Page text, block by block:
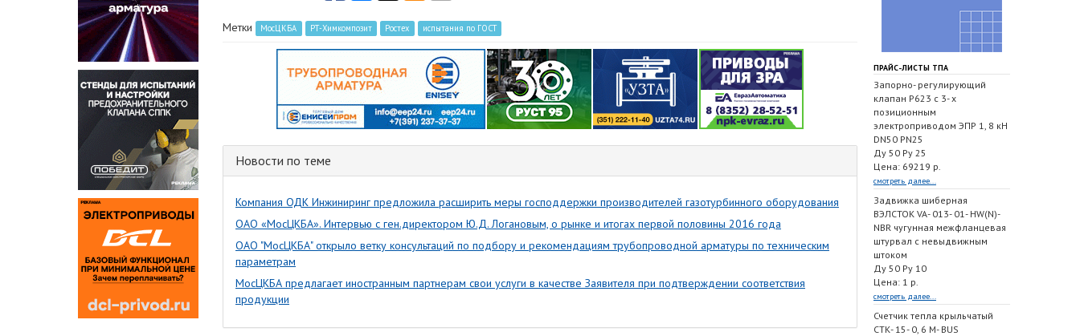
Метки МосЦКБА РТ-Химкомпозит Ростех испытания по ГОСТ
Новости по теме
Компания ОДК Инжиниринг предложила расширить меры господдержки производителей газотурбинного оборудования
ОАО «МосЦКБА». Интервью с ген.директором Ю.Д. Логановым, о рынке и итогах первой половины 2016 года
ОАО "МосЦКБА" открыло ветку консультаций по подбору и рекомендациям трубопроводной арматуры по техническим
параметрам
МосЦКБА предлагает иностранным партнерам свои услуги в качестве Заявителя при подтверждении соответствия
продукции
ПРАЙС-ЛИСТЫ ТПА
Запорно- регулирующий
клапан Р623 с 3- х
позиционным
электроприводом ЭПР 1, 8 кН
DN50 PN25
Ду 50 Ру 25
Цена: 69219 р.
смотреть далее...
Задвижка шиберная
ВЭЛСТОК VA- 013- 01- HW(N)-
NBR чугунная межфланцевая
штурвал с невыдвижным
штоком
Ду 50 Ру 10
Цена: 1 р.
смотреть далее...
Счетчик тепла крыльчатый
СТК- 15- 0, 6 M- BUS